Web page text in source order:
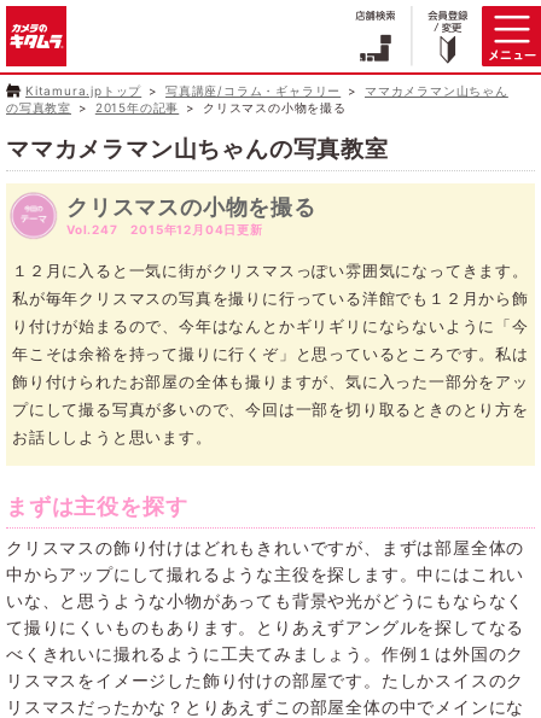
Kitamura.jpトップ 写真講座/コラム・ギャラリー
ママカメラマン山ちゃん
の写真教室
2015年の記事 クリスマスの小物を撮る
ママカメラマン山ちゃんの写真教室
クリスマスの小物を撮る
Vol.247 2015年12月04日更新
１２月に入ると一気に街がクリスマスっぽい雰囲気になってきます。
私が毎年クリスマスの写真を撮りに行っている洋館でも１２月から飾
り付けが始まるので、今年はなんとかギリギリにならないように「今
年こそは余裕を持って撮りに行くぞ」と思っているところです。私は
飾り付けられたお部屋の全体も撮りますが、気に入った一部分をアッ
プにして撮る写真が多いので、今回は一部を切り取るときのとり方を
お話ししようと思います。
まずは主役を探す
クリスマスの飾り付けはどれもきれいですが、まずは部屋全体の
中からアップにして撮れるような主役を探します。中にはこれい
いな、と思うような小物があっても背景や光がどうにもならなく
て撮りにくいものもあります。とりあえずアングルを探してなる
べくきれいに撮れるように工夫てみましょう。作例１は外国のク
リスマスをイメージした飾り付けの部屋です。たしかスイスのク
リスマスだったかな？とりあえずこの部屋全体の中でメインにな